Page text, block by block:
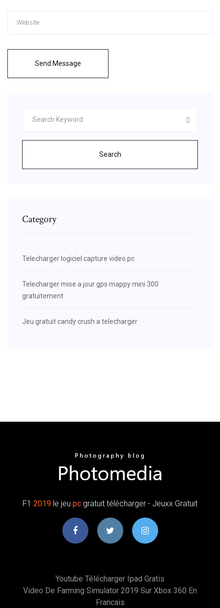
Send Message
Search
Category
Telecharger logiciel capture video pc
Telecharger mise a jour gps mappy mini 300
gratuitement
Jeu gratuit candy crush a telecharger
F1 2019 le jeu pc gratuit télécharger - Jeuxx Gratuit
Youtube Télécharger Ipad Gratis
Video De Farming Simulator 2019 Sur Xbox 360 En
Francais